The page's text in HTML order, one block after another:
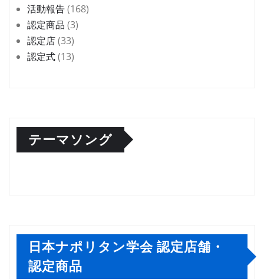
活動報告(168)
認定商品 (3)
認定店(33)
認定式(13)
テーマソング
日本ナポリタン学会 認定店舗・
認定商品